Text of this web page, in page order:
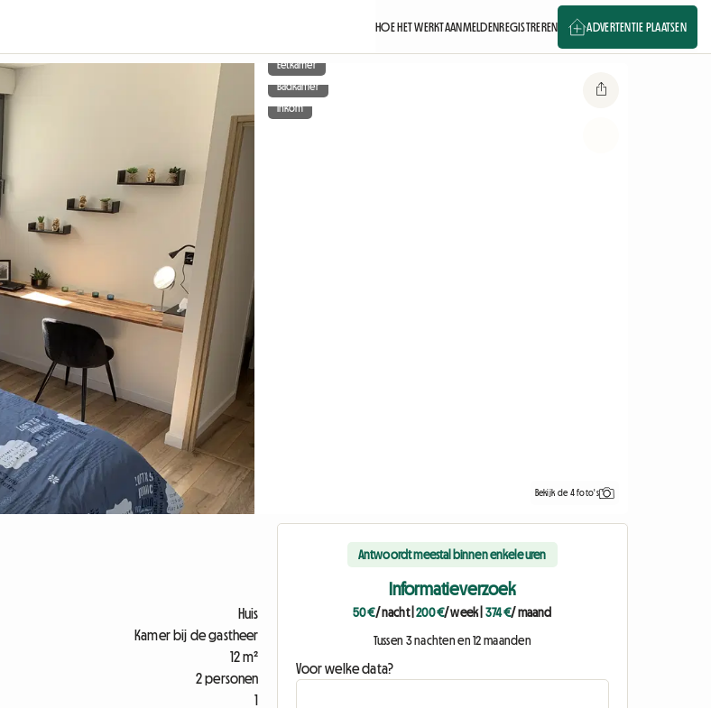
HOE HET WERKTAANMELDENREGISTREREN ADVERTENTIE PLAATSEN
Eetkamer
Badkamer
Inkom
Bekijk de 4 foto's
Huis
Kamer bij de gastheer
12 m²
2 personen
1
Antwoordt meestal binnen enkele uren
Informatieverzoek
50 €/ nacht|200 €/ week| 374 €/ maand
Tussen 3 nachten en 12 maanden
Voor welke data?